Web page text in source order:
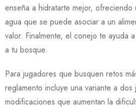
enseña a hidratarte mejor,
agua que se puede asociar a un
valor. Finalmente, el conejo te ayuda
a tu bosque.
Para jugadores que busquen retos
reglamento incluye una variante a
modificaciones que aumentan la